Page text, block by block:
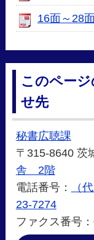
16面～28
このペー
せ先
秘書広聴課
〒315-8640 茨
舎 2階
電話番号：
（
23-7274
ファクス番号